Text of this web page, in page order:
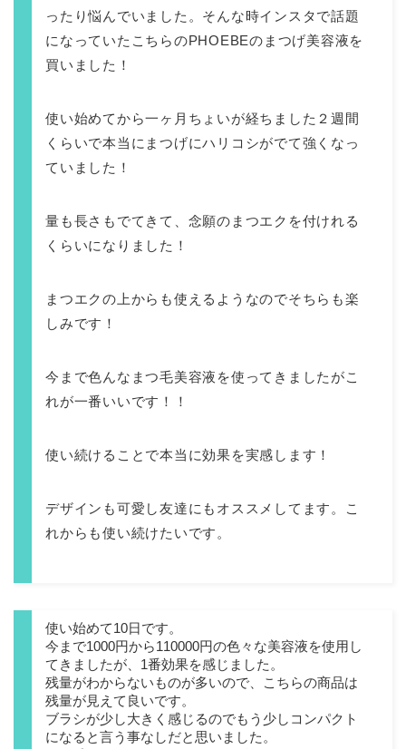
ったり悩んでいました。そんな時インスタで話題
になっていたこちらのPHOEBEのまつげ美容液を
買いました！
使い始めてから一ヶ月ちょいが経ちました２週間
くらいで本当にまつげにハリコシがでて強くなっ
ていました！
量も長さもでてきて、念願のまつエクを付けれる
くらいになりました！
まつエクの上からも使えるようなのでそちらも楽
しみです！
今まで色んなまつ毛美容液を使ってきましたがこ
れが一番いいです！！
使い続けることで本当に効果を実感します！
デザインも可愛し友達にもオススメしてます。こ
れからも使い続けたいです。
使い始めて10日です。
今まで1000円から110000円の色々な美容液を使用し
てきましたが、1番効果を感じました。
残量がわからないものが多いので、こちらの商品は
残量が見えて良いです。
ブラシが少し大きく感じるのでもう少しコンパクト
になると言う事なしだと思いました。